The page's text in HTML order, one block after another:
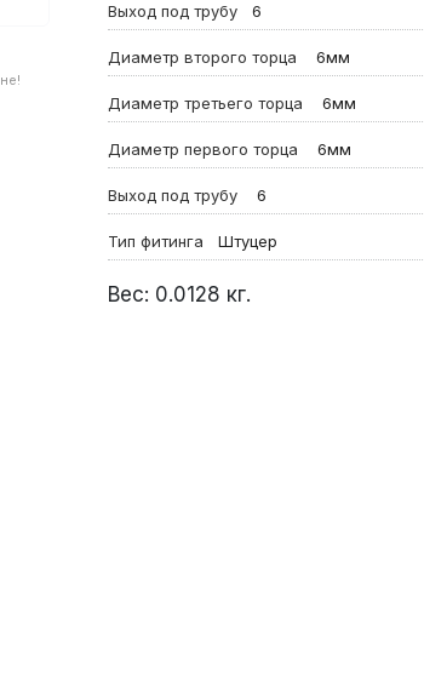
Выход под трубу 6
Диаметр второго торца 6мм
Диаметр третьего торца 6мм
Диаметр первого торца 6мм
Выход под трубу 6
Тип фитинга Штуцер
Вес: 0.0128 кг.